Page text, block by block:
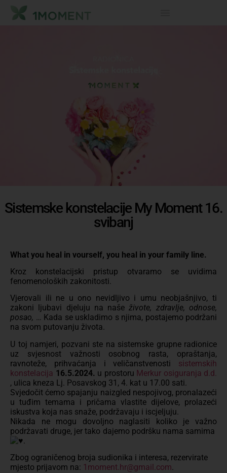
Sistemske konstelacije My Moment 16.
svibanj
What you heal in vourself, you heal in your family line.
Kroz konstelacijski pristup otvaramo se uvidima
fenomenoloških zakonitosti.
Vjerovali ili ne u ono nevidljivo i umu neobjašnjivo, ti
zakoni ljubavi djeluju na našeživote, zdravlje, odnose,
posao, … Kada se uskladimo s njima, postajemo podržani
na svom putovanju života.
U toj namjeri, pozvani ste na sistemske grupne radionice
uz svjesnost važnosti osobnog rasta, opraštanja,
ravnoteže, prihvaćanja i veličanstvenosti sistemskih
konstelacija 16.5.2024. u prostoru Merkur osiguranja d.d.
, ulica kneza Lj. Posavskog 31, 4. kat u 17.00 sati.
Svjedočit ćemo spajanju naizgled nespojivog, pronalazeći
u tuđim temama i pričama vlastite dijelove, prolazeći
iskustva koja nas snaže, podržavaju i iscjeljuju.
Nikada ne mogu dovoljno naglasiti koliko je važno
podržavati druge, jer tako dajemo podršku nama samima
.
Zbog ograničenog broja sudionika i interesa, rezervirate
mjesto prijavom na: 1moment.hr@gmail.com.